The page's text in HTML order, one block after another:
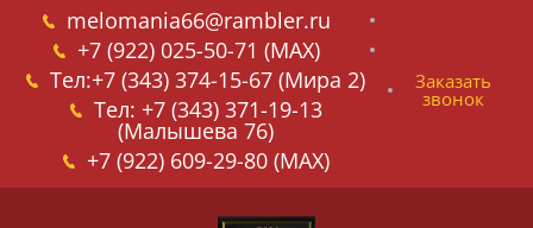
melomania66@rambler.ru
+7 (922) 025-50-71 (MAX)
Тел:+7 (343) 374-15-67 (Мира 2)
Тел: +7 (343) 371-19-13
(Малышева 76)
+7 (922) 609-29-80 (MAX)
Заказать
звонок